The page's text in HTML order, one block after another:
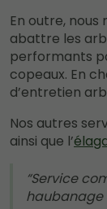
En outre,
abattre les
performants
copeaux. En
d’entretien
Nos autres
ainsi que l’
Service
haubanage